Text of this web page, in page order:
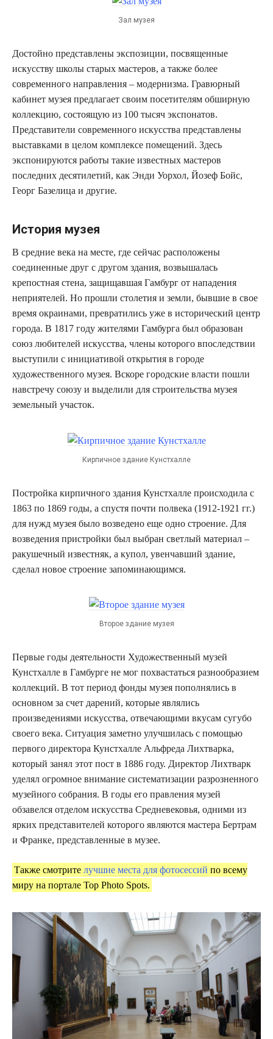
Зал музея
Достойно представлены экспозиции, посвященные
искусству школы старых мастеров, а также более
современного направления – модернизма. Гравюрный
кабинет музея предлагает своим посетителям обширную
коллекцию, состоящую из 100 тысяч экспонатов.
Представители современного искусства представлены
выставками в целом комплексе помещений. Здесь
экспонируются работы такие известных мастеров
последних десятилетий, как Энди Уорхол, Йозеф Бойс,
Георг Базелица и другие.
История музея
В средние века на месте, где сейчас расположены
соединенные друг с другом здания, возвышалась
крепостная стена, защищавшая Гамбург от нападения
неприятелей. Но прошли столетия и земли, бывшие в свое
время окраинами, превратились уже в исторический центр
города. В 1817 году жителями Гамбурга был образован
союз любителей искусства, члены которого впоследствии
выступили с инициативой открытия в городе
художественного музея. Вскоре городские власти пошли
навстречу союзу и выделили для строительства музея
земельный участок.
Кирпичное здание Кунстхалле
Постройка кирпичного здания Кунстхалле происходила с
1863 по 1869 годы, а спустя почти полвека (1912-1921 гг.)
для нужд музея было возведено еще одно строение. Для
возведения пристройки был выбран светлый материал –
ракушечный известняк, а купол, увенчавший здание,
сделал новое строение запоминающимся.
Второе здание музея
Первые годы деятельности Художественный музей
Кунстхалле в Гамбурге не мог похвастаться разнообразием
коллекций. В тот период фонды музея пополнялись в
основном за счет дарений, которые являлись
произведениями искусства, отвечающими вкусам сугубо
своего века. Ситуация заметно улучшилась с помощью
первого директора Кунстхалле Альфреда Лихтварка,
который занял этот пост в 1886 году. Директор Лихтварк
уделял огромное внимание систематизации разрозненного
музейного собрания. В годы его правления музей
обзавелся отделом искусства Средневековья, одними из
ярких представителей которого являются мастера Бертрам
и Франке, представленные в музее.
Также смотрителучшие места для фотосессий по всему
миру на портале Top Photo Spots.